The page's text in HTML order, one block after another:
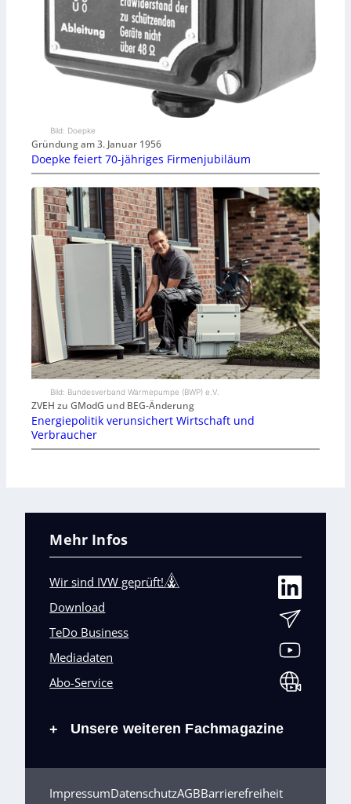
Bild: Doepke
Gründung am 3. Januar 1956
Doepke feiert 70-jähriges Firmenjubiläum
Bild: Bundesverband Wärmepumpe (BWP) e.V.
ZVEH zu GModG und BEG-Änderung
Energiepolitik verunsichert Wirtschaft und
Verbraucher
Mehr Infos
Wir sind IVW geprüft!
Download
TeDo Business
Mediadaten
Abo-Service
+ Unsere weiteren Fachmagazine
ImpressumDatenschutzAGBBarrierefreiheit